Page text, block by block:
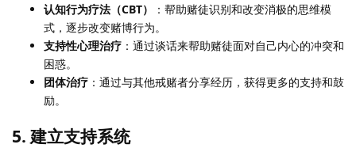
认知行为疗法（CBT）
：帮助赌徒识别和改变消极的思维模
式，逐步改变赌博行为。
支持性心理治疗 ：通过谈话来帮助赌徒面对自己内心的冲突和
困惑。
团体治疗 ：通过与其他戒赌者分享经历，获得更多的支持和鼓
励。
5. 建立支持系统